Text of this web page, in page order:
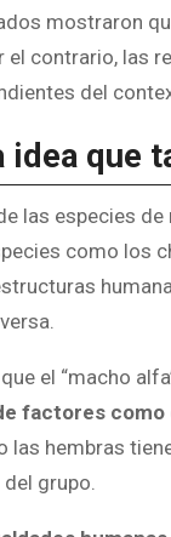
mostraron
el contrario, las
del
idea que
las especies
como los
el “macho
factores
las hembras
grupo.